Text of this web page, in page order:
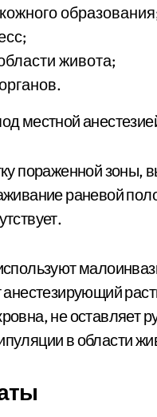
живота;
местной
пораженной
раневой
не оставляет
в области